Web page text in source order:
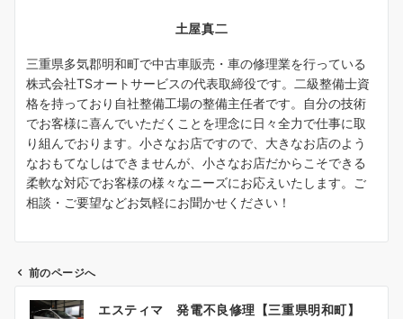
土屋真二
三重県多気郡明和町で中古車販売・車の修理業を行っている
株式会社TSオートサービスの代表取締役です。二級整備士資
格を持っており自社整備工場の整備主任者です。自分の技術
でお客様に喜んでいただくことを理念に日々全力で仕事に取
り組んでおります。小さなお店ですので、大きなお店のよう
なおもてなしはできませんが、小さなお店だからこそできる
柔軟な対応でお客様の様々なニーズにお応えいたします。ご
相談・ご要望などお気軽にお聞かせください！
前のページへ
エスティマ 発電不良修理【三重県明和町】